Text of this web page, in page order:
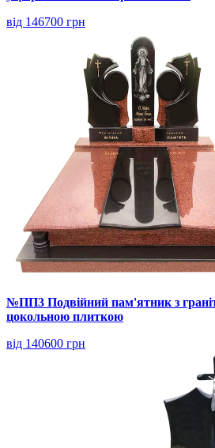
від 146700 грн
№ПП3 Подвійний пам'ятник з
цокольною плиткою
від 140600 грн